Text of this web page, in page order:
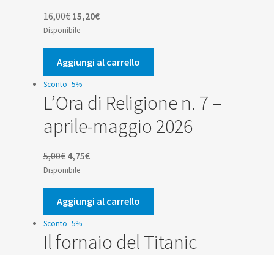
16,00€ Il
prezzo
originale
era:
16,00€.
15,20€Il
attuale
è:
15,20€.
Disponibile
Aggiungi al carrello
Sconto -5%
L’Ora di Religione n. 7 –
aprile-maggio 2026
5,00€ Il
prezzo
originale
era:
5,00€.
4,75€Il
attuale
è:
4,75€.
Disponibile
Aggiungi al carrello
Sconto -5%
Il fornaio del Titanic